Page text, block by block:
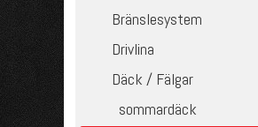
Bränslesystem
Drivlina
Däck / Fälgar
sommardäck